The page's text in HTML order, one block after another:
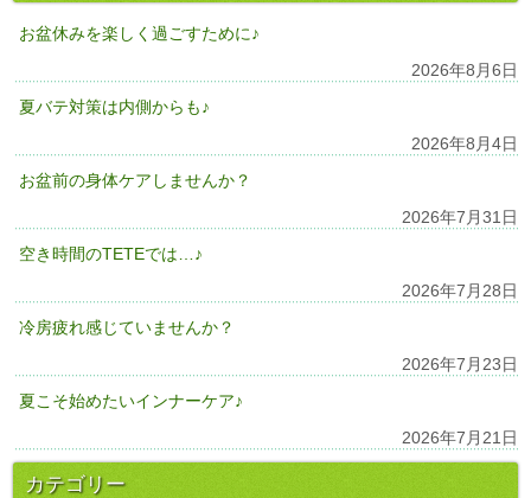
お盆休みを楽しく過ごすために♪
2026年8月6日
夏バテ対策は内側からも♪
2026年8月4日
お盆前の身体ケアしませんか？
2026年7月31日
空き時間のTETEでは…♪
2026年7月28日
冷房疲れ感じていませんか？
2026年7月23日
夏こそ始めたいインナーケア♪
2026年7月21日
カテゴリー